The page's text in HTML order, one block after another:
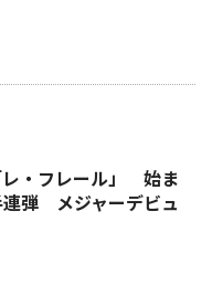
レ・フレール」 始ま
連弾 メジャーデビュ